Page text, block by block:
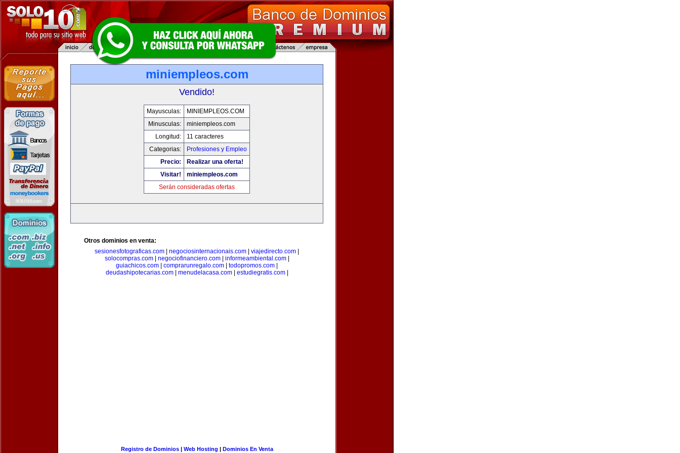
miniempleos.com
Vendido!
Mayusculas:
MINIEMPLEOS.COM
Minusculas:
miniempleos.com
Longitud:
11 caracteres
Categorias:
Profesiones y Empleo
Precio:
Realizar una oferta!
Visitar!
miniempleos.com
Serán consideradas ofertas
Otros dominios en venta:
sesionesfotograficas.com
negociosinternacionais.com viajedirecto.com
solocompras.com| negociofinanciero.com| informeambiental.com|
guiachicos.com
comprarunregalo.com todopromos.com
deudashipotecarias.com| menudelacasa.com| estudiegratis.com|
Registro de Dominios| Web Hosting | Dominios En Venta